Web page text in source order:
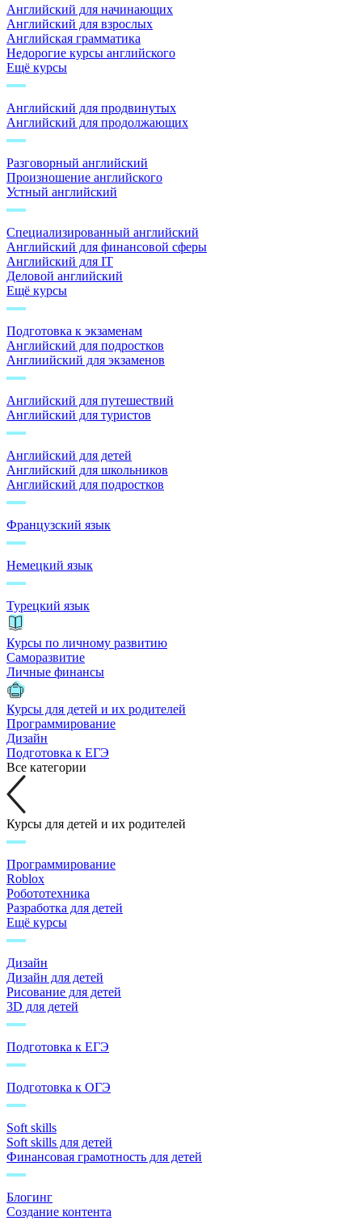
Английский для начинающих
Английский для взрослых
Английская грамматика
Недорогие курсы английского
Ещё курсы
Английский для продвинутых
Английский для продолжающих
Разговорный английский
Произношение английского
Устный английский
Специализированный английский
Английский для финансовой сферы
Английский для IT
Деловой английский
Ещё курсы
Подготовка к экзаменам
Английский для подростков
Англиийский для экзаменов
Английский для путешествий
Английский для туристов
Английский для детей
Английский для школьников
Английский для подростков
Французский язык
Немецкий язык
Турецкий язык
Курсы по личному развитию
Саморазвитие
Личные финансы
Курсы для детей и их родителей
Программирование
Дизайн
Подготовка к ЕГЭ
Все категории
Курсы для детей и их родителей
Программирование
Roblox
Робототехника
Разработка для детей
Ещё курсы
Дизайн
Дизайн для детей
Рисование для детей
3D для детей
Подготовка к ЕГЭ
Подготовка к ОГЭ
Soft skills
Soft skills для детей
Финансовая грамотность для детей
Блогинг
Создание контента